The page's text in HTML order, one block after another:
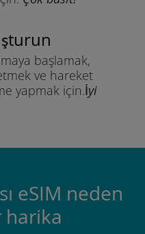
başlamak,
ve hareket
yapmak için.İyi
eSIM neden
harika